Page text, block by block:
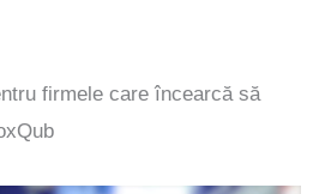
firmele care încearcă să